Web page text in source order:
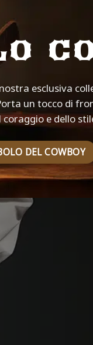
esclusiva
un tocco di
coraggio e dello
DEL COWBOY